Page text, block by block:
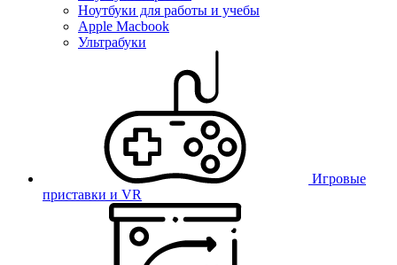
Ноутбуки для работы и учебы
Apple Macbook
Ультрабуки
Игровые
приставки и VR